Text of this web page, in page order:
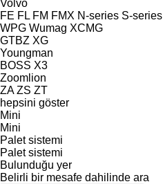
Volvo
FE FL FM FMX N-series S-series
WPG Wumag XCMG
GTBZ XG
Youngman
BOSS X3
Zoomlion
ZA ZS ZT
hepsini göster
Mini
Mini
Palet sistemi
Palet sistemi
Bulunduğu yer
Belirli bir mesafe dahilinde ara